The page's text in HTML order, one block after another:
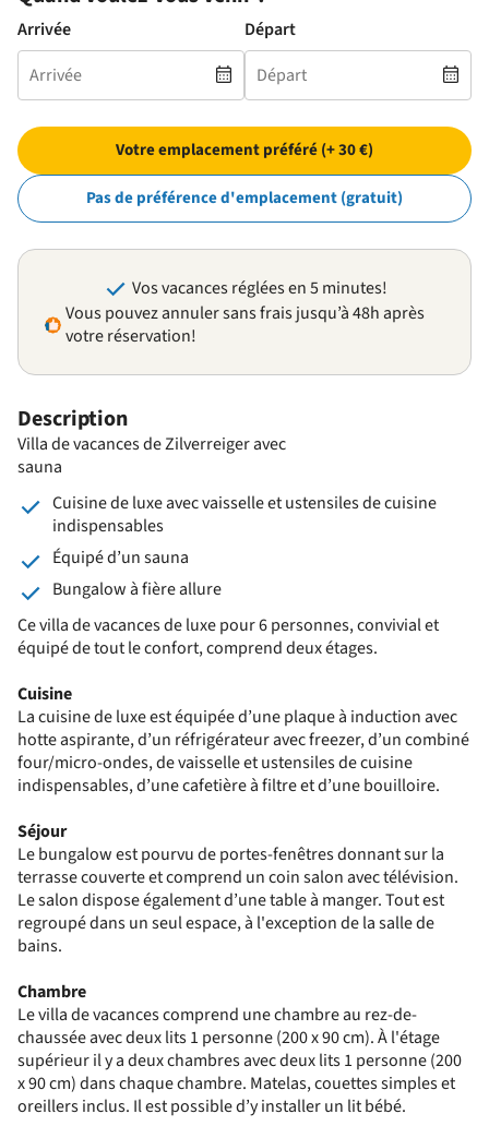
Description
Villa de vacances de Zilverreiger avec
sauna
Cuisine de luxe avec vaisselle et ustensiles de cuisine
indispensables
Équipé d’un sauna
Bungalow à fière allure
Ce villa de vacances de luxe pour 6 personnes, convivial et
équipé de tout le confort, comprend deux étages.
Cuisine
La cuisine de luxe est équipée d’une plaque à induction avec
hotte aspirante, d’un réfrigérateur avec freezer, d’un combiné
four/micro-ondes, de vaisselle et ustensiles de cuisine
indispensables, d’une cafetière à filtre et d’une bouilloire.
Séjour
Le bungalow est pourvu de portes-fenêtres donnant sur la
terrasse couverte et comprend un coin salon avec télévision.
Le salon dispose également d’une table à manger. Tout est
regroupé dans un seul espace, à l'exception de la salle de
bains.
Chambre
Le villa de vacances comprend une chambre au rez-de-
chaussée avec deux lits 1 personne (200 x 90 cm). À l'étage
supérieur il y a deux chambres avec deux lits 1 personne (200
x 90 cm) dans chaque chambre. Matelas, couettes simples et
oreillers inclus. Il est possible d’y installer un lit bébé.
Arrivée Départ
Votre emplacement préféré (+ 30 €)
Pas de préférence d'emplacement (gratuit)
Vos vacances réglées en 5 minutes!
Vous pouvez annuler sans frais jusqu’à 48h après
votre réservation!